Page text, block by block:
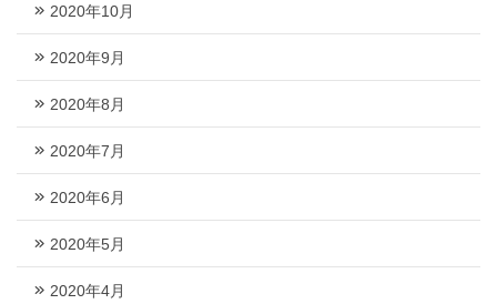
2020年10月
2020年9月
2020年8月
2020年7月
2020年6月
2020年5月
2020年4月